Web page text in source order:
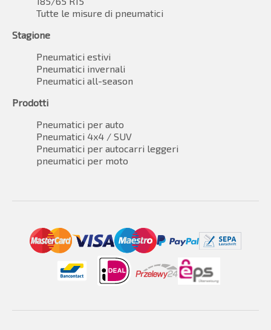
Tutte le misure di pneumatici
Stagione
Pneumatici estivi
Pneumatici invernali
Pneumatici all-season
Prodotti
Pneumatici per auto
Pneumatici 4x4 / SUV
Pneumatici per autocarri leggeri
pneumatici per moto